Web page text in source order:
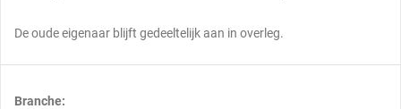
De oude eigenaar blijft gedeeltelijk aan in overleg.
Branche: